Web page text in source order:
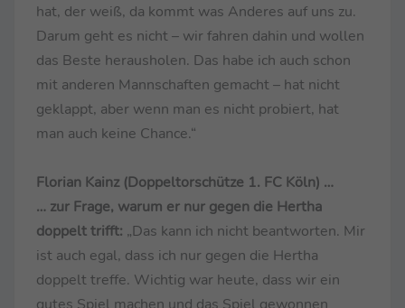
hat, der weiß, da kommt was Anderes auf uns zu.
Darum geht es nicht – wir fahren dahin und wollen
das Beste herausholen. Das habe ich auch schon
mit anderen Mannschaften gemacht – hat nicht
geklappt, aber wenn man es nicht probiert, hat
man auch keine Chance.“
Florian Kainz (Doppeltorschütze 1. FC Köln) …
… zur Frage, warum er nur gegen die Hertha
doppelt trifft: „Das kann ich nicht beantworten. Mir
ist auch egal, dass ich nur gegen die Hertha
doppelt treffe. Wichtig war heute, dass wir ein